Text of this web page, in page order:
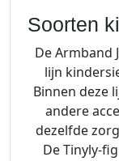
Soorten
De Armband
lijn
Binnen deze
andere
dezelfde
De Tinyly-